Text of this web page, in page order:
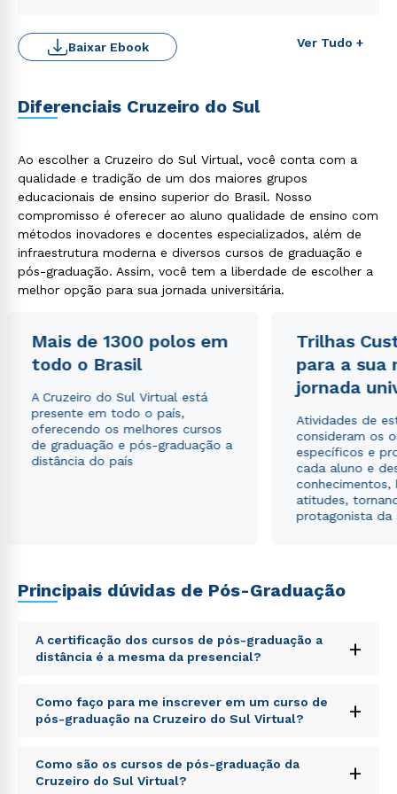
Ver Tudo +
Baixar Ebook
Diferenciais Cruzeiro do Sul
Ao escolher a Cruzeiro do Sul Virtual, você conta com a
qualidade e tradição de um dos maiores grupos
educacionais de ensino superior do Brasil. Nosso
compromisso é oferecer ao aluno qualidade de ensino com
métodos inovadores e docentes especializados, além de
infraestrutura moderna e diversos cursos de graduação e
pós-graduação. Assim, você tem a liberdade de escolher a
melhor opção para sua jornada universitária.
Mais de 1300 polos em
todo o Brasil
A Cruzeiro do Sul Virtual está
presente em todo o país,
oferecendo os melhores cursos
de graduação e pós-graduação a
distância do país
Trilhas
para a sua
jornada
Atividades de
consideram os
específicos e
cada aluno e
conhecimentos,
atitudes,
protagonista da
Principais dúvidas de Pós-Graduação
A certificação dos cursos de pós-graduação a
distância é a mesma da presencial?
+
Sed ut perspiciatis unde omnis iste natus error sit
voluptatem accusantium doloremque laudantium,
totam rem aperiam, eaque ipsa quae ab illo inventore
explicabo. Nemo enim ipsam voluptatem quia
voluptas sit aspernatur aut odit aut fugit, sed quia
Como faço para me inscrever em um curso de
pós-graduação na Cruzeiro do Sul Virtual?
+
Sed ut perspiciatis unde omnis iste natus error sit
voluptatem accusantium doloremque laudantium,
Como são os cursos de pós-graduação da
Cruzeiro do Sul Virtual?
+
Rápido e fácil
WhatsApp
ou
Estou de acordo com aPolítica de Privacidade.e
autorizo que meus dados sejam utilizados para o